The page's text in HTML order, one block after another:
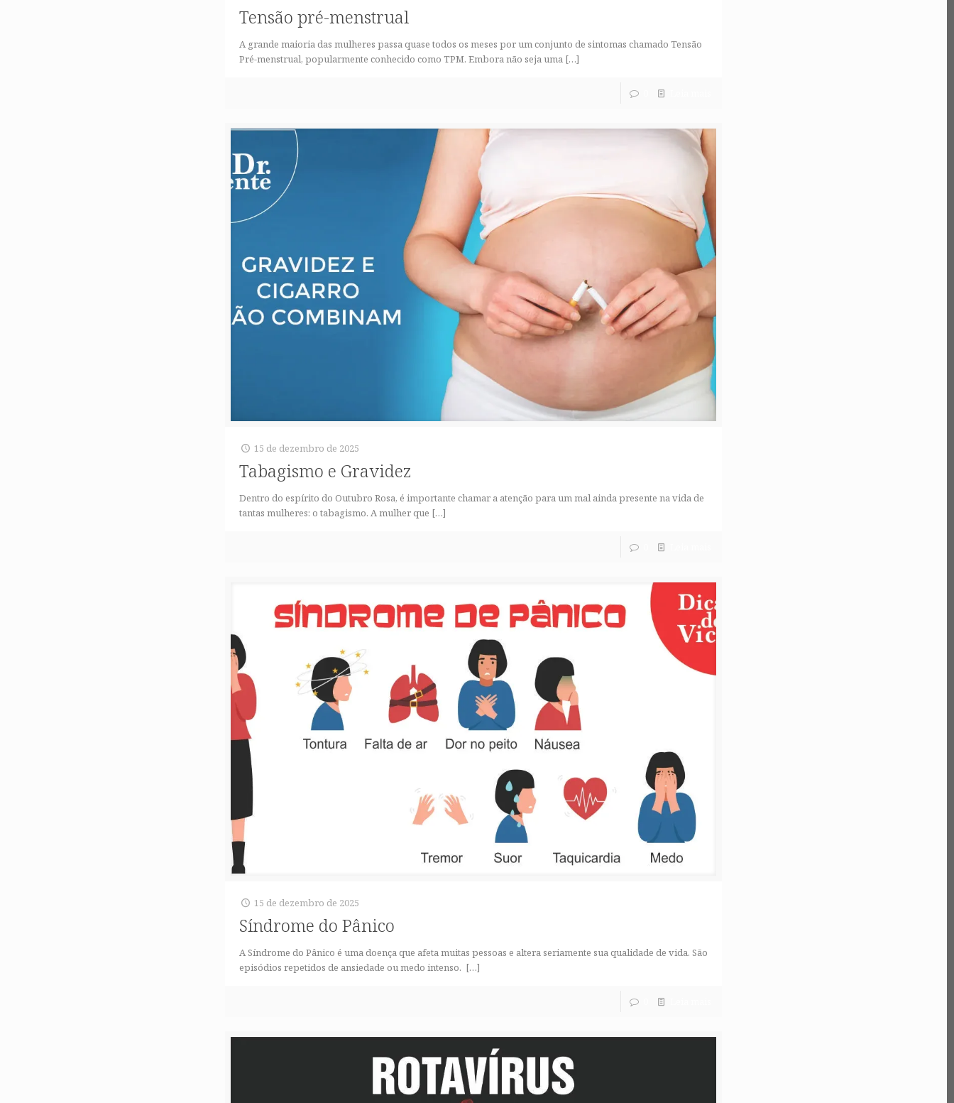
Tensão pré-menstrual
A grande maioria das mulheres passa quase todos os meses por um conjunto de sintomas chamado Tensão
Pré-menstrual, popularmente conhecido como TPM. Embora não seja uma […]
15 de dezembro de 2025
Tabagismo e Gravidez
Dentro do espírito do Outubro Rosa, é importante chamar a atenção para um mal ainda presente na vida de
tantas mulheres: o tabagismo. A mulher que […]
15 de dezembro de 2025
Síndrome do Pânico
A Síndrome do Pânico é uma doença que afeta muitas pessoas e altera seriamente sua qualidade de vida. São
episódios repetidos de ansiedade ou medo intenso. […]